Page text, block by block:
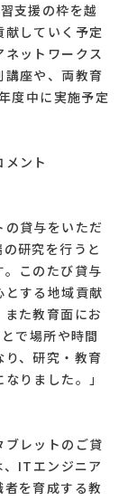
支援の枠を越
献していく予定
ットワークス
講座や、両教育
度中に実施予定
ント
の貸与をいただ
研究を行うと
このたび貸与
とする地域貢献
た教育面にお
で場所や時間
、研究・教育
りました。」
ブレットのご貸
ITエンジニア
を育成する教